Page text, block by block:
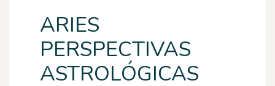
ARIES
PERSPECTIVAS
ASTROLÓGICAS